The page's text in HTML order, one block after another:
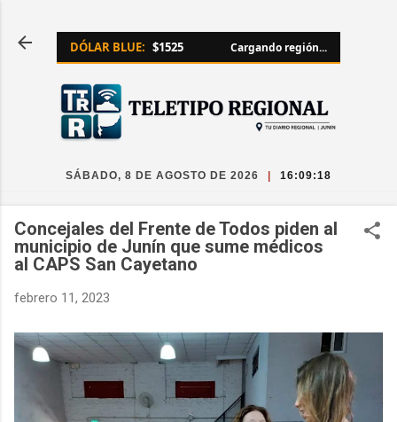
DÓLAR BLUE: $1525 Cargando región...
SÁBADO, 8 DE AGOSTO DE 2026 16:09:18
Concejales del Frente de Todos piden al
municipio de Junín que sume médicos
al CAPS San Cayetano
febrero 11, 2023